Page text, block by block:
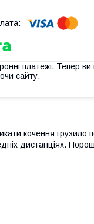
платежі. Тепер
сайту.
кочення грузило
дистанціях.